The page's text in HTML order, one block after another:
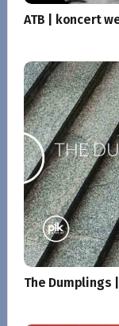
ATB | koncert
The Dumplings